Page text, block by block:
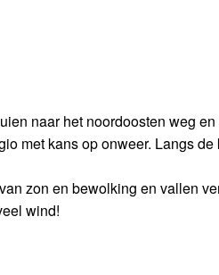
naar het noordoosten weg
met kans op onweer. Langs
zon en bewolking en vallen
wind!